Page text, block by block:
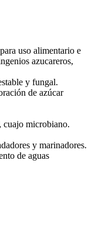
uso alimentario e
azucareros,
y fungal.
de azúcar
cuajo microbiano.
y marinadores.
de aguas